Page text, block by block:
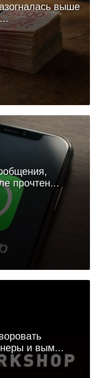
выше
прочтен...
и вым...